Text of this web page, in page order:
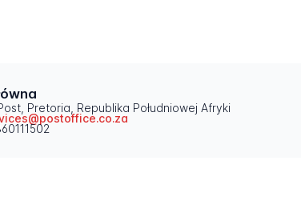
Pretoria, Republika Południowej Afryki